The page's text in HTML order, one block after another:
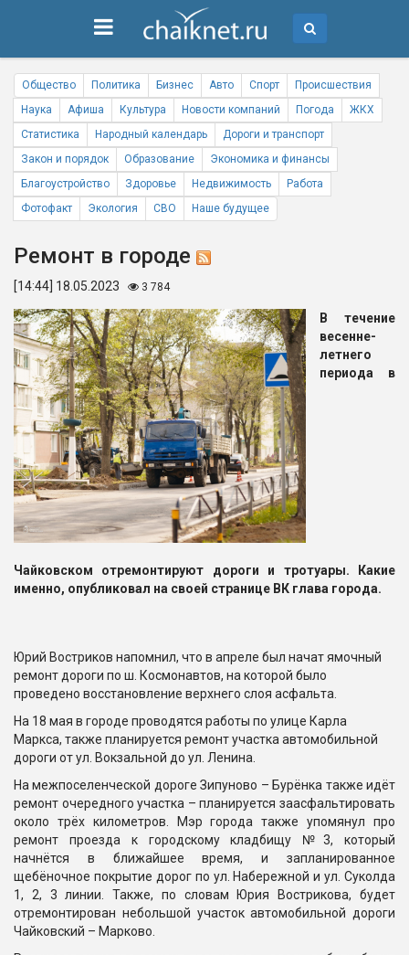
Общество Политика Бизнес Авто Спорт
Происшествия
Наука
Афиша Культура Новости компаний Погода
ЖКХ
Статистика
Народный календарь
Дороги и транспорт
Закон и порядок
Образование
Экономика и финансы
Благоустройство
Здоровье Недвижимость
Работа
Фотофакт
Экология СВО Наше будущее
Ремонт в городе
[14:44] 18.05.2023 3 784
В течение
весенне-
летнего
периода в
Чайковском отремонтируют дороги и тротуары. Какие
именно, опубликовал на своей странице ВК глава города.
Юрий Востриков напомнил, что в апреле был начат ямочный
ремонт дороги по ш. Космонавтов, на которой было
проведено восстановление верхнего слоя асфальта.
На 18 мая в городе проводятся работы по улице Карла
Маркса, также планируется ремонт участка автомобильной
дороги от ул. Вокзальной до ул. Ленина.
На межпоселенческой дороге Зипуново – Бурёнка также идёт
ремонт очередного участка – планируется заасфальтировать
около трёх километров. Мэр города также упомянул про
ремонт проезда к городскому кладбищу №3, который
начнётся в ближайшее время, и запланированное
щебёночное покрытие дорог по ул. Набережной и ул. Суколда
1, 2, 3 линии. Также, по словам Юрия Вострикова, будет
отремонтирован небольшой участок автомобильной дороги
Чайковский – Марково.